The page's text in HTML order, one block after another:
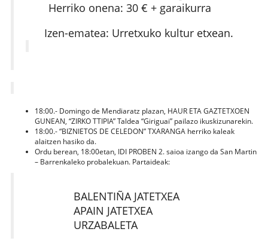
Herriko onena: 30 € + garaikurra
Izen-ematea: Urretxuko kultur etxean.
18:00.- Domingo de Mendiaratz plazan, HAUR ETA GAZTETXOEN
GUNEAN, “ZIRKO TTIPIA” Taldea “Giriguai” pailazo ikuskizunarekin.
18:00.- “BIZNIETOS DE CELEDON” TXARANGA herriko kaleak
alaitzen hasiko da.
Ordu berean, 18:00etan, IDI PROBEN 2. saioa izango da San Martin
– Barrenkaleko probalekuan. Partaideak:
BALENTIÑA JATETXEA
APAIN JATETXEA
URZABALETA